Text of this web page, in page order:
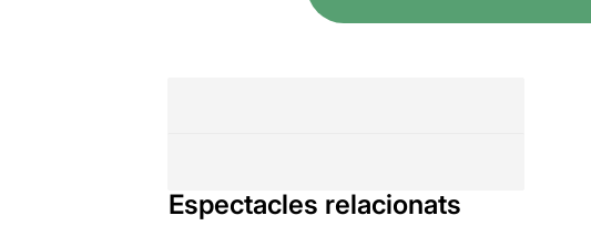
Espectacles relacionats